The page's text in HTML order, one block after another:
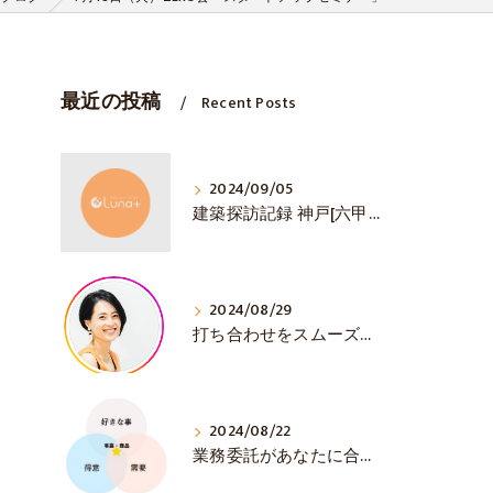
最近の投稿 Recent Posts
2024/09/05
建築探訪記録 神戸[六甲山ミーツ・アート]
2024/08/29
打ち合わせをスムーズに💛 初対面で大事な3選！
2024/08/22
業務委託があなたに合うか見極める方法